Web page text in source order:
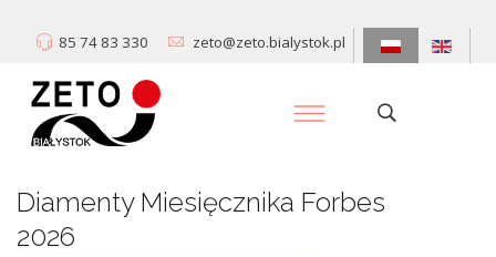
85 74 83 330 zeto@zeto.bialystok.pl
Diamenty Miesięcznika Forbes
2026